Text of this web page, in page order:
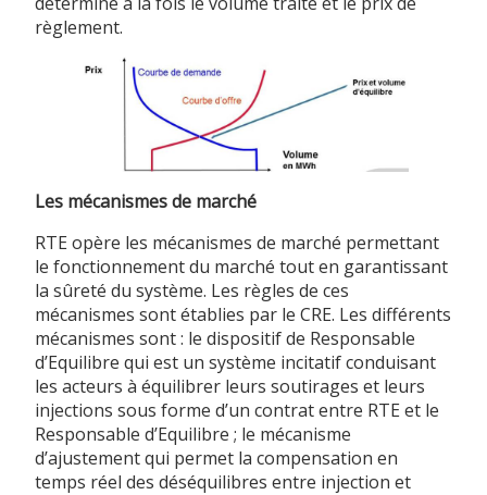
règlement.
Les mécanismes de marché
RTE opère les mécanismes de marché permettant
le fonctionnement du marché tout en garantissant
la sûreté du système. Les règles de ces
mécanismes sont établies par le CRE. Les différents
mécanismes sont : le dispositif de Responsable
d’Equilibre qui est un système incitatif conduisant
les acteurs à équilibrer leurs soutirages et leurs
injections sous forme d’un contrat entre RTE et le
Responsable d’Equilibre ; le mécanisme
d’ajustement qui permet la compensation en
temps réel des déséquilibres entre injection et